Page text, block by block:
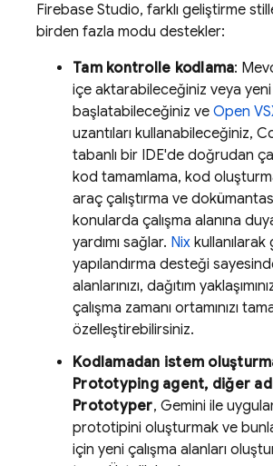
Firebase Studio, farklı geliştirme
birden fazla modu destekler:
Tam kontrolle kodlama:
içe aktarabileceğiniz veya
başlatabileceğiniz ve Open
uzantıları kullanabileceğiniz,
tabanlı bir IDE'de doğrudan
kod tamamlama, kod
araç çalıştırma ve
konularda çalışma alanına
yardımı sağlar. Nix
yapılandırma desteği
alanlarınızı, dağıtım
çalışma zamanı ortamınızı
özelleştirebilirsiniz.
Kodlamadan istem
Prototyping agent, diğer
Prototyper, Gemini ile
prototipini oluşturmak ve
için yeni çalışma alanları